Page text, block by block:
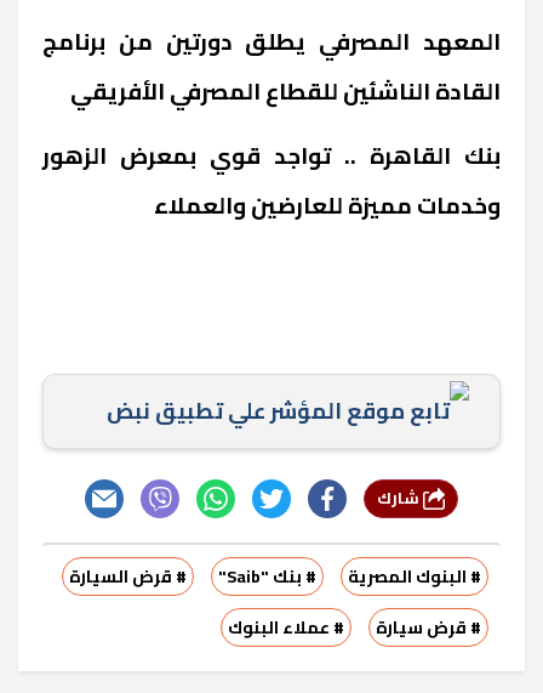
المعهد المصرفي يطلق دورتين من برنامج
القادة الناشئين للقطاع المصرفي الأفريقي
بنك القاهرة .. تواجد قوي بمعرض الزهور
وخدمات مميزة للعارضين والعملاء
تابع موقع المؤشر علي تطبيق نبض
# البنوك المصرية # بنك "Saib"
# قرض السيارة
# قرض سيارة
# عملاء البنوك